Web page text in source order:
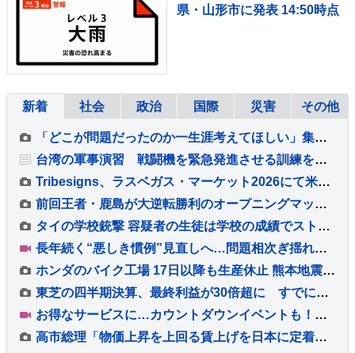
県・山形市に発表 14:50時点
新着 社会 政治 国際 災害 その他
「どこが問題だったのか一生涯考えてほしい」集団暴行死事件 “主犯格”の男（当時18）に無期懲役の判決 裁判員裁判 北海道・江別市
台湾の軍事演習 戦闘機を緊急発進させる訓練を公開 中国の侵攻を想定
Tribesigns、ラスベガス・マーケット2026にて米国の大手ホーム用品小売業者との連携を拡大
前回王者・鹿島が大逆転勝利のオープニングマッチ！後半36分から怒涛の3ゴール、超満員の会場が沸いた！“世界基準”のJリーグ開幕【サッカー】
タイの学校銃撃 容疑者の生徒は学校の成績でストレスか 教職員5人死亡 30人重軽傷
長年続く“悪しき慣例”見直しへ…問題相次ぎ揺れる福岡県議会 高額費用の「海外視察」も第三者委員会で調査へ【Nスタ解説】
ホンダのバイク工場 17日以降も生産休止 熊本地震影響で
東芝の四半期決算、最終利益が30倍超に すでに年間最高を更新 キオクシアHD効果も
お得なサービスに…カウントダウンイベントも！末広がりの「八」が並ぶ令和8年8月8日に日本列島が大盛り上がり！【Nスタ解説】
高市総理「物価上昇を上回る賃上げを日本に定着させる」 国家公務員月給3.51％増へ 人事院の勧告を受け